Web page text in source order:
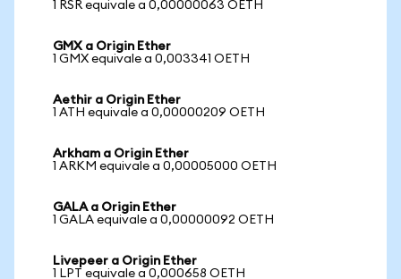
1 RSR equivale a 0,00000063 OETH
GMX a Origin Ether
1 GMX equivale a 0,003341 OETH
Aethir a Origin Ether
1 ATH equivale a 0,00000209 OETH
Arkham a Origin Ether
1 ARKM equivale a 0,00005000 OETH
GALA a Origin Ether
1 GALA equivale a 0,00000092 OETH
Livepeer a Origin Ether
1 LPT equivale a 0,000658 OETH